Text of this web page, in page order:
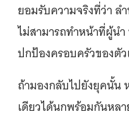
ยอมรับความจริงที่ว่า ล
ไม่สามารถทำหน้าที่ผู้น
ปกป้องครอบครัวของตั
ถ้ามองกลับไปยังยุคนั้น
เดียวได้นกพร้อมกันหล